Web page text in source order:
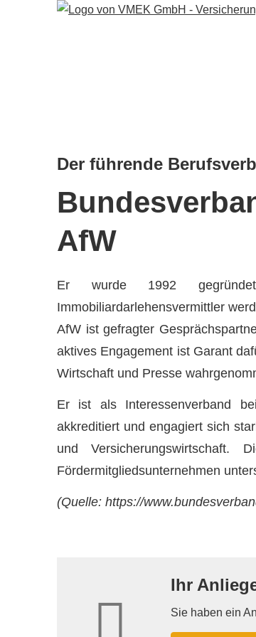
Der führende
AfW
Er wurde 1992
Immobiliardarlehensvermittler
AfW ist gefragter
aktives Engagement ist Garant
Wirtschaft und Presse
Er ist als Interessenverband
akkreditiert und engagiert sich
und
Fördermitgliedsunternehmen
(Quelle: https://
Ihr
Sie haben ein